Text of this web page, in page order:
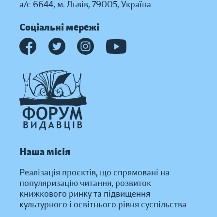
а/с 6644, м. Львів, 79005, Україна
Соціальні мережі
Наша місія
Реалізація проєктів, що спрямовані на
популяризацію читання, розвиток
книжкового ринку та підвищення
культурного і освітнього рівня суспільства